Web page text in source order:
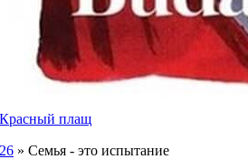
Красный плащ
» Семья - это испытание